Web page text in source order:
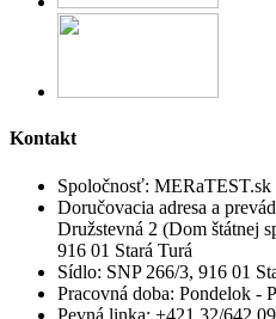
Kontakt
Spoločnosť: MERaTEST.sk
Doručovacia adresa a
Družstevná 2 (Dom štátnej
916 01 Stará Turá
Sídlo: SNP 266/3, 916 01
Pracovná doba: Pondelok -
Pevná linka: +421 32/642